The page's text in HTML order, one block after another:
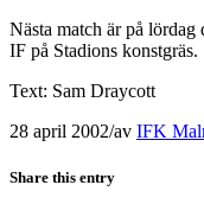
Nästa match är på
IF på Stadions konstgräs.
Text: Sam Draycott
28 april 2002/av IFK
Share this entry